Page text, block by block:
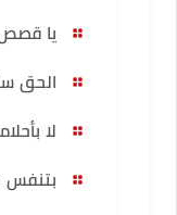
يا
الحق
لا
بتنفس